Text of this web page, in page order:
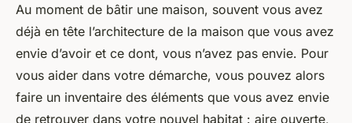
Au moment de bâtir une maison, souvent vous avez
déjà en tête l’architecture de la maison que vous avez
envie d’avoir et ce dont, vous n’avez pas envie. Pour
vous aider dans votre démarche, vous pouvez alors
faire un inventaire des éléments que vous avez envie
de retrouver dans votre nouvel habitat : aire ouverte,